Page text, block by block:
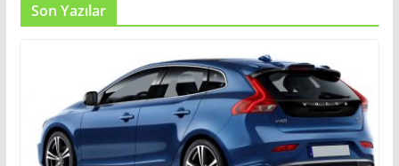
Son Yazılar